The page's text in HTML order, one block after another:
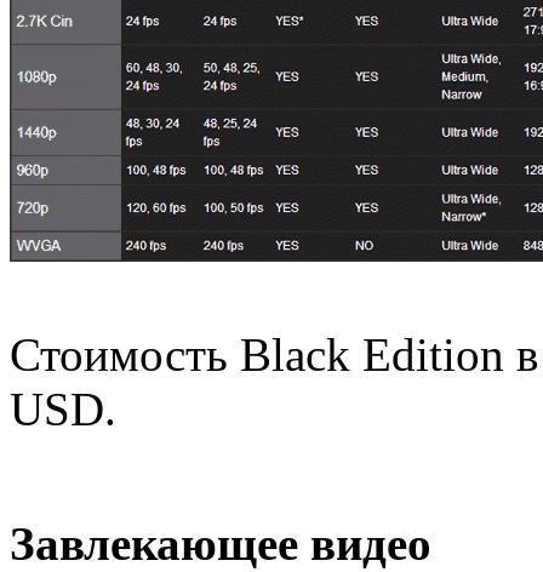
Стоимость Black Edition
USD.
Завлекающее видео